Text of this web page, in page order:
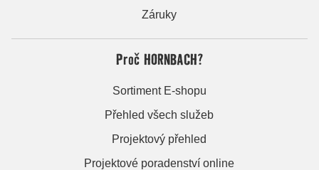
Záruky
Proč HORNBACH?
Sortiment E-shopu
Přehled všech služeb
Projektový přehled
Projektové poradenství online